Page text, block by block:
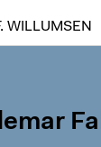
WILLUMSEN